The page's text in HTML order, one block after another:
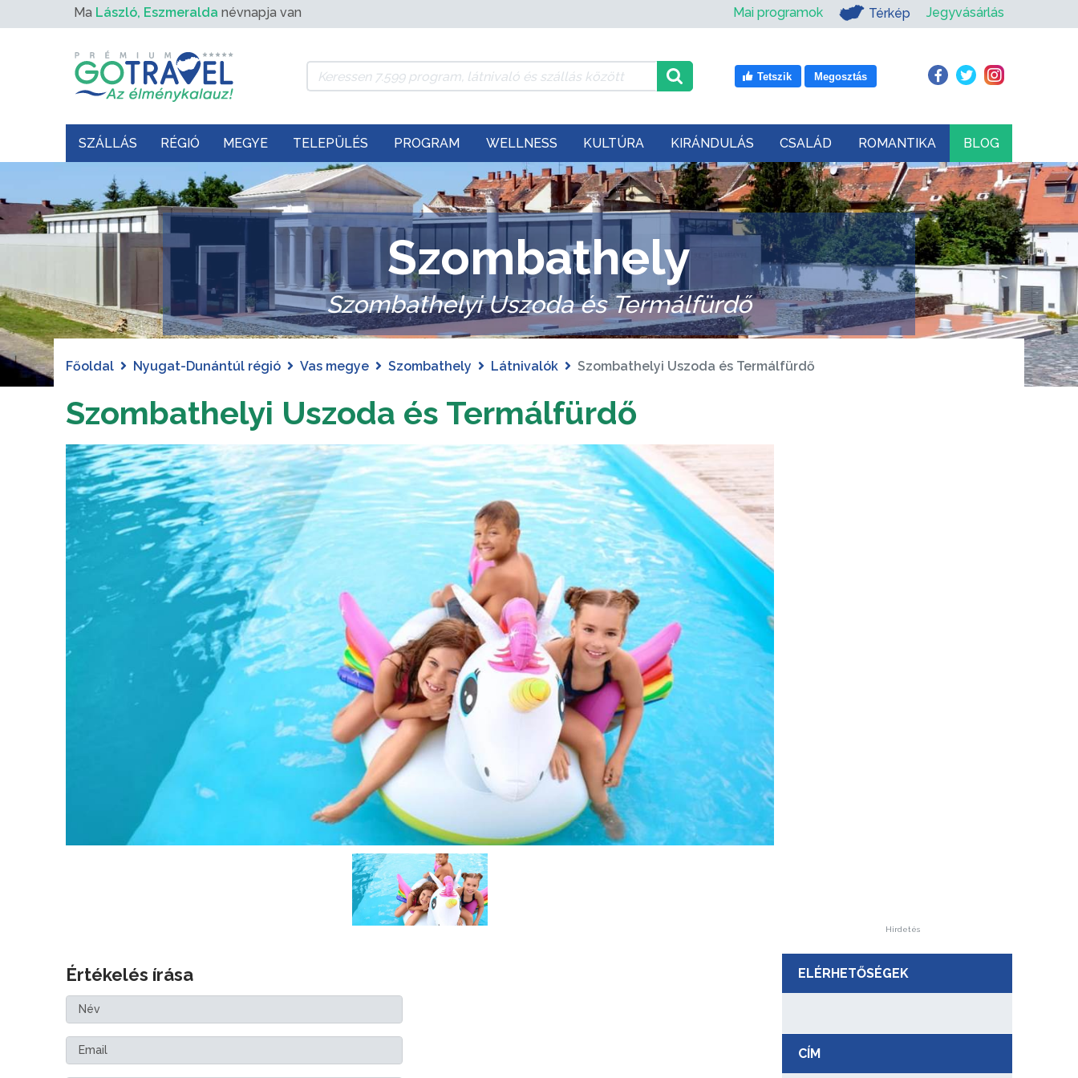
Ma László, Eszmeralda névnapja van Mai programok Térkép Jegyvásárlás
Tetszik Megosztás
SZÁLLÁS RÉGIÓ MEGYE TELEPÜLÉS PROGRAM WELLNESS KULTÚRA KIRÁNDULÁS CSALÁD ROMANTIKA BLOG
Szombathely
Szombathelyi Uszoda és Termálfürdő
Főoldal Nyugat-Dunántúl régió Vas megye Szombathely Látnivalók Szombathelyi Uszoda és Termálfürdő
Szombathelyi Uszoda és Termálfürdő
Értékelés írása
Hirdetés
ELÉRHETŐSÉGEK
CÍM